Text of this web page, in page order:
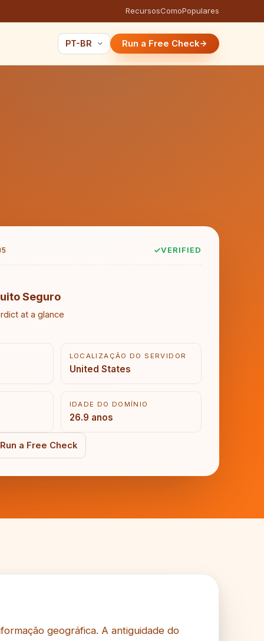
RecursosComoPopulares
Run a Free Check
VERIFIED
Seguro
at a glance
LOCALIZAÇÃO DO SERVIDOR
United States
IDADE DO DOMÍNIO
26.9 anos
Run a Free Check
geográfica. A antiguidade do